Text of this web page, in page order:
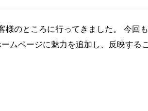
様のところに行ってきました。 今回も
ムページに魅力を追加し、反映するこ